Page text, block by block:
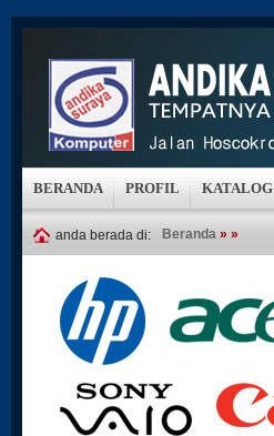
BERANDA PROFIL KATALOG
anda berada di: Beranda » »